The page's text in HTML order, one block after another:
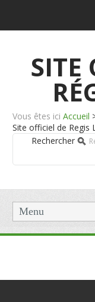
SITE
Vous êtes ici Accueil
Site officiel de Regis
Rechercher
Menu